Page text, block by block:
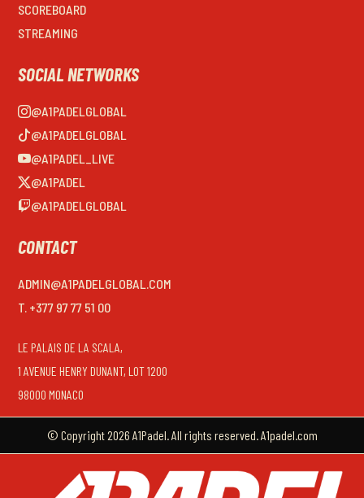
SCOREBOARD
STREAMING
SOCIAL NETWORKS
@A1PADELGLOBAL
@A1PADELGLOBAL
@A1PADEL_LIVE
@A1PADEL
@A1PADELGLOBAL
CONTACT
ADMIN@A1PADELGLOBAL.COM
T. +377 97 77 51 00
LE PALAIS DE LA SCALA,
1 AVENUE HENRY DUNANT, LOT 1200
98000 MONACO
© Copyright 2026 A1Padel. All rights reserved. A1padel.com